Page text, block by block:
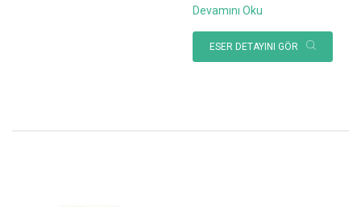
Devamını Oku
ESER DETAYINI GÖR